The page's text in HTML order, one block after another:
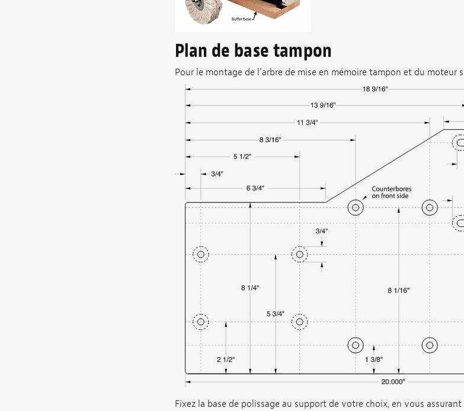
Plan de base tampon
Pour le montage de l'arbre de mise en mémoire tampon et du moteur
Fixez la base de polissage au support de votre choix, en vous